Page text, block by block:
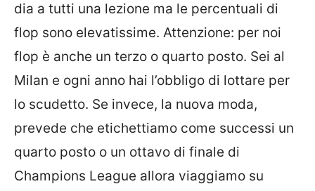
dia a tutti una lezione ma le percentuali di
flop sono elevatissime. Attenzione: per noi
flop è anche un terzo o quarto posto. Sei al
Milan e ogni anno hai l’obbligo di lottare per
lo scudetto. Se invece, la nuova moda,
prevede che etichettiamo come successi un
quarto posto o un ottavo di finale di
Champions League allora viaggiamo su